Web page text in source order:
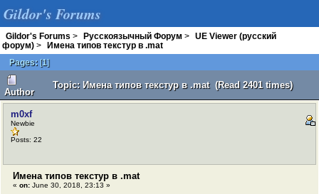
Gildor's Forums
Gildor's Forums > Русскоязычный Форум >
UE Viewer (русский
форум) >
Имена типов текстур в .mat
Pages: [1]
Author
Topic: Имена типов текстур в .mat (Read 2401 times)
m0xf
Newbie
Posts: 22
Имена типов текстур в .mat
« on: June 30, 2018, 23:13 »